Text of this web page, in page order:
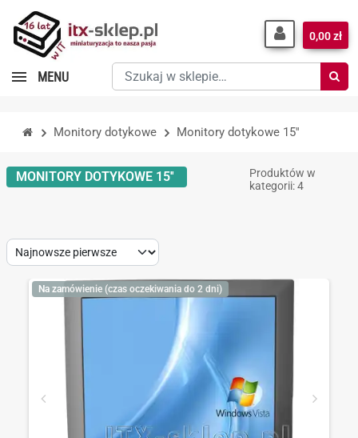
Szukaj
w
0,00 zł
MENU
Monitory dotykowe Monitory dotykowe 15''
MONITORY DOTYKOWE 15''
Produktów w
kategorii: 4
Sort
Na zamówienie (czas oczekiwania do 2 dni)